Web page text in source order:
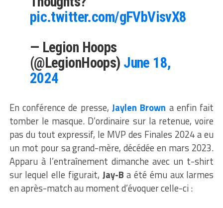
pic.twitter.com/gFVbVisvX8
— Legion Hoops
(@LegionHoops) June 18,
2024
En conférence de presse, Jaylen Brown a enfin fait
tomber le masque. D’ordinaire sur la retenue, voire
pas du tout expressif, le MVP des Finales 2024 a eu
un mot pour sa grand-mère, décédée en mars 2023.
Apparu à l’entraînement dimanche avec un t-shirt
sur lequel elle figurait, Jay-B a été ému aux larmes
en après-match au moment d’évoquer celle-ci :